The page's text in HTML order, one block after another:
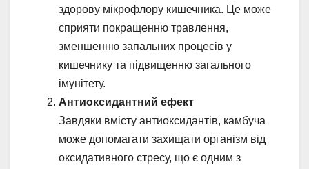
здорову мікрофлору кишечника. Це може
сприяти покращенню травлення,
зменшенню запальних процесів у
кишечнику та підвищенню загального
імунітету.
Антиоксидантний ефект
Завдяки вмісту антиоксидантів, камбуча
може допомагати захищати організм від
оксидативного стресу, що є одним з